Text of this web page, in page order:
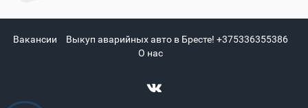
Вакансии
Выкуп аварийных авто в Бресте! +375336355386
О нас